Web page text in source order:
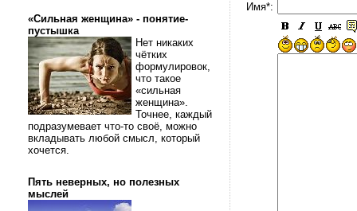
«Сильная женщина» - понятие-
пустышка
Нет никаких
чётких
формулировок,
что такое
«сильная
женщина».
Точнее, каждый
подразумевает что-то своё, можно
вкладывать любой смысл, который
хочется.
Пять неверных, но полезных
мыслей
Имя*: